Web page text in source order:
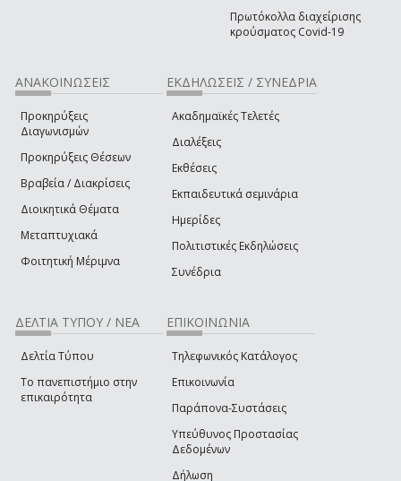
Πρωτόκολλα διαχείρισης
κρούσματος Covid-19
ΑΝΑΚΟΙΝΩΣΕΙΣ
Προκηρύξεις
Διαγωνισμών
Προκηρύξεις Θέσεων
Βραβεία / Διακρίσεις
Διοικητικά Θέματα
Μεταπτυχιακά
Φοιτητική Μέριμνα
ΕΚΔΗΛΩΣΕΙΣ / ΣΥΝΕΔΡΙΑ
Ακαδημαϊκές Τελετές
Διαλέξεις
Εκθέσεις
Εκπαιδευτικά σεμινάρια
Ημερίδες
Πολιτιστικές Εκδηλώσεις
Συνέδρια
ΔΕΛΤΙΑ ΤΥΠΟΥ / ΝΕΑ
Δελτία Τύπου
Το πανεπιστήμιο στην
επικαιρότητα
ΕΠΙΚΟΙΝΩΝΙΑ
Τηλεφωνικός Κατάλογος
Επικοινωνία
Παράπονα-Συστάσεις
Υπεύθυνος Προστασίας
Δεδομένων
Δήλωση